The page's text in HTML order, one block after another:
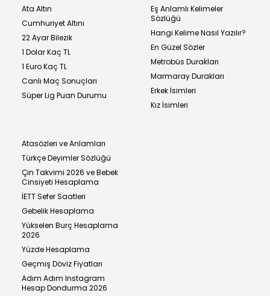
Ata Altın
Cumhuriyet Altını
22 Ayar Bilezik
1 Dolar Kaç TL
1 Euro Kaç TL
Canlı Maç Sonuçları
Süper Lig Puan Durumu
Eş Anlamlı Kelimeler
Sözlüğü
Hangi Kelime Nasıl Yazılır?
En Güzel Sözler
Metrobüs Durakları
Marmaray Durakları
Erkek İsimleri
Kız İsimleri
Atasözleri ve Anlamları
Türkçe Deyimler Sözlüğü
Çin Takvimi 2026 ve Bebek
Cinsiyeti Hesaplama
İETT Sefer Saatleri
Gebelik Hesaplama
Yükselen Burç Hesaplama
2026
Yüzde Hesaplama
Geçmiş Döviz Fiyatları
Adım Adım Instagram
Hesap Dondurma 2026